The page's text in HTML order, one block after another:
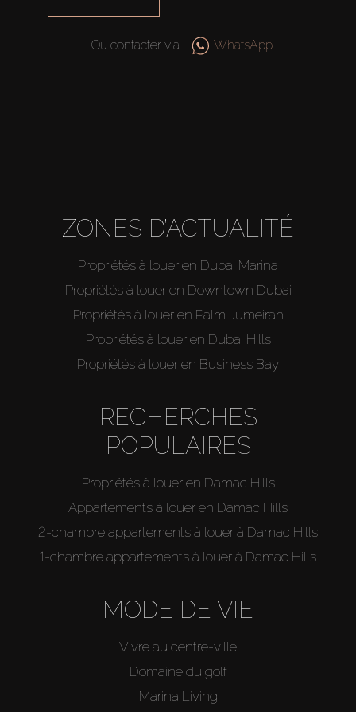
Ou contacter via WhatsApp
ZONES D’ACTUALITÉ
Propriétés à louer en Dubai Marina
Propriétés à louer en Downtown Dubai
Propriétés à louer en Palm Jumeirah
Propriétés à louer en Dubai Hills
Propriétés à louer en Business Bay
RECHERCHES
POPULAIRES
Propriétés à louer en Damac Hills
Appartements à louer en Damac Hills
2-chambre appartements à louer à Damac Hills
1-chambre appartements à louer à Damac Hills
MODE DE VIE
Vivre au centre-ville
Domaine du golf
Marina Living